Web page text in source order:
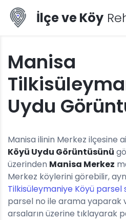
İlçe ve Köy
Manisa
Uydu
Manisa ilinin Merkez ilçesine
Köyü Uydu Görüntüsünü
üzerinden Manisa Merkez
Merkez köylerini görebilir,
Tilkisüleymaniye Köyü parsel
parsel no ile arama yaparak
arsaların üzerine tıklayarak